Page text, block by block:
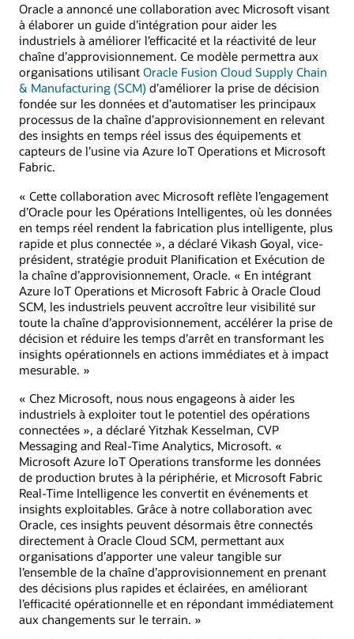
Oracle a annoncé une collaboration avec Microsoft visant
à élaborer un guide d’intégration pour aider les
industriels à améliorer l’efficacité et la réactivité de leur
chaîne d’approvisionnement. Ce modèle permettra aux
organisations utilisant Oracle Fusion Cloud Supply Chain
& Manufacturing (SCM) d’améliorer la prise de décision
fondée sur les données et d’automatiser les principaux
processus de la chaîne d’approvisionnement en relevant
des insights en temps réel issus des équipements et
capteurs de l’usine via Azure IoT Operations et Microsoft
Fabric.
« Cette collaboration avec Microsoft reflète l’engagement
d’Oracle pour les Opérations Intelligentes, où les données
en temps réel rendent la fabrication plus intelligente, plus
rapide et plus connectée », a déclaré Vikash Goyal, vice-
président, stratégie produit Planification et Exécution de
la chaîne d’approvisionnement, Oracle. « En intégrant
Azure IoT Operations et Microsoft Fabric à Oracle Cloud
SCM, les industriels peuvent accroître leur visibilité sur
toute la chaîne d’approvisionnement, accélérer la prise de
décision et réduire les temps d’arrêt en transformant les
insights opérationnels en actions immédiates et à impact
mesurable. »
« Chez Microsoft, nous nous engageons à aider les
industriels à exploiter tout le potentiel des opérations
connectées », a déclaré Yitzhak Kesselman, CVP
Messaging and Real-Time Analytics, Microsoft. «
Microsoft Azure IoT Operations transforme les données
de production brutes à la périphérie, et Microsoft Fabric
Real-Time Intelligence les convertit en événements et
insights exploitables. Grâce à notre collaboration avec
Oracle, ces insights peuvent désormais être connectés
directement à Oracle Cloud SCM, permettant aux
organisations d’apporter une valeur tangible sur
l’ensemble de la chaîne d’approvisionnement en prenant
des décisions plus rapides et éclairées, en améliorant
l’efficacité opérationnelle et en répondant immédiatement
aux changements sur le terrain. »